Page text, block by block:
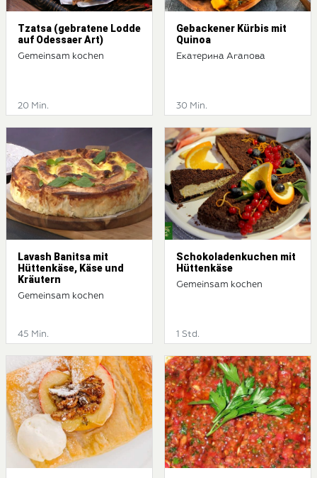
Tzatsa (gebratene Lodde
auf Odessaer Art)
Gemeinsam kochen
20 Min.
Gebackener Kürbis mit
Quinoa
Екатерина Агапова
30 Min.
Lavash Banitsa mit
Hüttenkäse, Käse und
Kräutern
Gemeinsam kochen
45 Min.
Schokoladenkuchen mit
Hüttenkäse
Gemeinsam kochen
1 Std.